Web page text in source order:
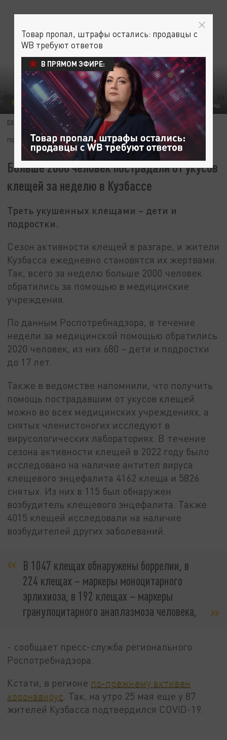
ФОТО: ЦАРЬГРАД
ОБЩЕСТВО
ЕКАТЕРИНА КНЯЗЕВА 25 МАЯ 07:39
ПОДПИШИТЕСЬ:
Больше 2000 человек пострадали от укусов
клещей за неделю в Кузбассе
Треть укушенных клещами – дети и
подростки.
Сезон активности клещей в разгаре, и жители
Кузбасса ежедневно становятся их жертвами.
Так, всего за неделю больше 2000 человек
обратились за помощью в медицинские
учреждения.
По данным Роспотребнадзора, в течение
недели за медицинской помощью обратились
2020 человек, из них 680 – дети и подростки
до 17 лет.
Также в ведомстве напомнили, что получить
помощь пострадавшим от укусов клещей
можно во всех медицинских учреждениях, а
снятых членистоногих исследуют в
вирусологических лабораториях. В течение
сезона активности клещей в 2022 году было
исследовано на наличие антител вируса
клещевого энцефалита 4162 клеща и 5826
снятых. Из них в 115 был обнаружен
возбудитель клещевого энцефалита. Также
4015 клещей исследовали на наличие
возбудителей других заболеваний.
В 1047 клещах обнаружены боррелии, в
224 клещах – маркеры моноцитарного
эрлихиоза, в 192 клещах – маркеры
гранулоцитарного анаплазмоза человека,
- сообщает пресс-служба регионального
Роспотребнадзора.
Кстати, в регионе по-прежнему активен
коронавирус . Так, на утро 25 мая еще у 87
жителей Кузбасса подтвердился COVID-19.
Товар пропал, штрафы остались: продавцы с
WB требуют ответов
В ПРЯМОМ ЭФИРЕ: